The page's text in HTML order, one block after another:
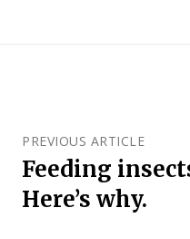
PREVIOUS ARTICLE
Feeding
Here’s why.